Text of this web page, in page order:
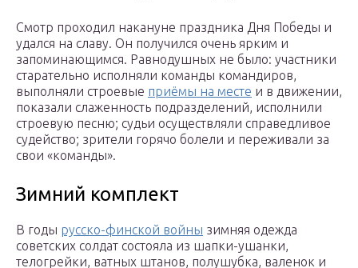
Смотр проходил накануне праздника Дня Победы и
удался на славу. Он получился очень ярким и
запоминающимся. Равнодушных не было: участники
старательно исполняли команды командиров,
выполняли строевые приёмы на месте и в движении,
показали слаженность подразделений, исполнили
строевую песню; судьи осуществляли справедливое
судейство; зрители горячо болели и переживали за
свои «команды».
Зимний комплект
В годы русско-финской войны зимняя одежда
советских солдат состояла из шапки-ушанки,
телогрейки, ватных штанов, полушубка, валенок и